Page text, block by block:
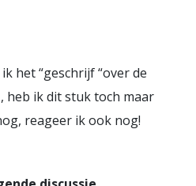
het “geschrijf “over de
heb ik dit stuk toch maar
reageer ik ook nog!